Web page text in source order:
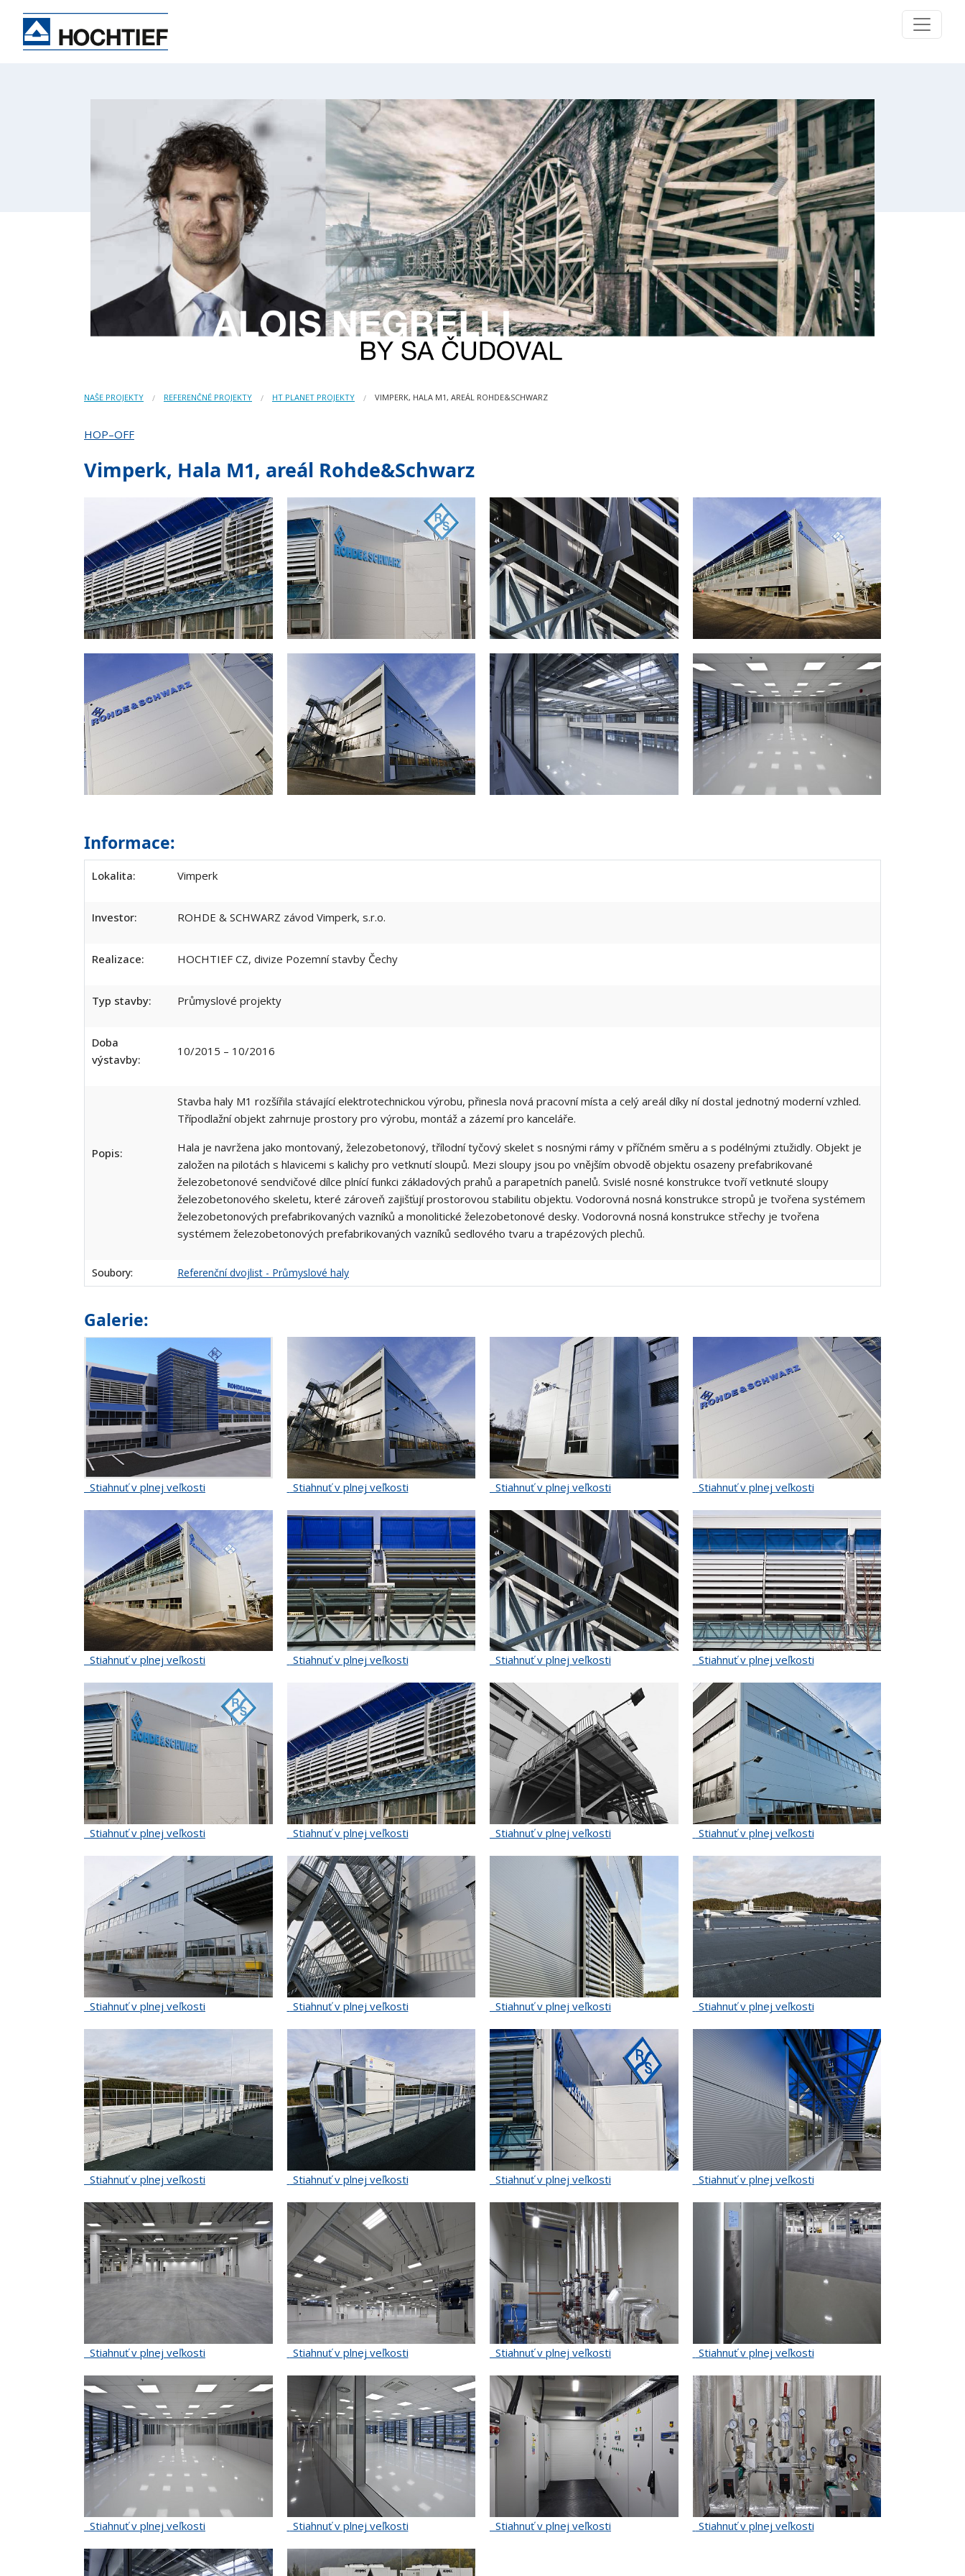
NAŠE PROJEKTY REFERENČNÉ PROJEKTY HT PLANET PROJEKTY VIMPERK, HALA M1, AREÁL ROHDE&SCHWARZ
HOP–OFF
Vimperk, Hala M1, areál Rohde&Schwarz
Informace:
Lokalita: Vimperk
Investor: ROHDE & SCHWARZ závod Vimperk, s.r.o.
Realizace: HOCHTIEF CZ, divize Pozemní stavby Čechy
Typ stavby: Průmyslové projekty
Doba
výstavby:
10/2015 – 10/2016
Popis:
Stavba haly M1 rozšířila stávající elektrotechnickou výrobu, přinesla nová pracovní místa a celý areál díky ní dostal jednotný moderní vzhled.
Třípodlažní objekt zahrnuje prostory pro výrobu, montáž a zázemí pro kanceláře.
Hala je navržena jako montovaný, železobetonový, třílodní tyčový skelet s nosnými rámy v příčném směru a s podélnými ztužidly. Objekt je
založen na pilotách s hlavicemi s kalichy pro vetknutí sloupů. Mezi sloupy jsou po vnějším obvodě objektu osazeny prefabrikované
železobetonové sendvičové dílce plnící funkci základových prahů a parapetních panelů. Svislé nosné konstrukce tvoří vetknuté sloupy
železobetonového skeletu, které zároveň zajišťují prostorovou stabilitu objektu. Vodorovná nosná konstrukce stropů je tvořena systémem
železobetonových prefabrikovaných vazníků a monolitické železobetonové desky. Vodorovná nosná konstrukce střechy je tvořena
systémem železobetonových prefabrikovaných vazníků sedlového tvaru a trapézových plechů.
Soubory: Referenční dvojlist - Průmyslové haly
Galerie:
Stiahnuť v plnej veľkosti Stiahnuť v plnej veľkosti Stiahnuť v plnej veľkosti Stiahnuť v plnej veľkosti
Stiahnuť v plnej veľkosti Stiahnuť v plnej veľkosti Stiahnuť v plnej veľkosti Stiahnuť v plnej veľkosti
Stiahnuť v plnej veľkosti Stiahnuť v plnej veľkosti Stiahnuť v plnej veľkosti Stiahnuť v plnej veľkosti
Stiahnuť v plnej veľkosti Stiahnuť v plnej veľkosti Stiahnuť v plnej veľkosti Stiahnuť v plnej veľkosti
Stiahnuť v plnej veľkosti Stiahnuť v plnej veľkosti Stiahnuť v plnej veľkosti Stiahnuť v plnej veľkosti
Stiahnuť v plnej veľkosti Stiahnuť v plnej veľkosti Stiahnuť v plnej veľkosti Stiahnuť v plnej veľkosti
Stiahnuť v plnej veľkosti Stiahnuť v plnej veľkosti Stiahnuť v plnej veľkosti Stiahnuť v plnej veľkosti